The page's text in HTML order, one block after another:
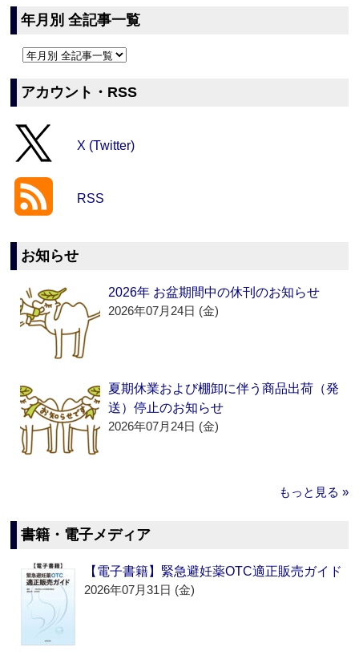
年月別 全記事一覧
アカウント・RSS
X (Twitter)
RSS
お知らせ
2026年 お盆期間中の休刊のお知らせ
2026年07月24日 (金)
夏期休業および棚卸に伴う商品出荷（発
送）停止のお知らせ
2026年07月24日 (金)
もっと見る »
書籍・電子メディア
【電子書籍】緊急避妊薬OTC適正販売ガイド
2026年07月31日 (金)